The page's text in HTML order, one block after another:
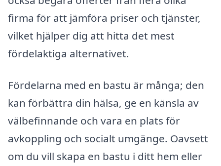
firma för att jämföra priser och tjänster,
vilket hjälper dig att hitta det mest
fördelaktiga alternativet.
Fördelarna med en bastu är många; den
kan förbättra din hälsa, ge en känsla av
välbefinnande och vara en plats för
avkoppling och socialt umgänge. Oavsett
om du vill skapa en bastu i ditt hem eller